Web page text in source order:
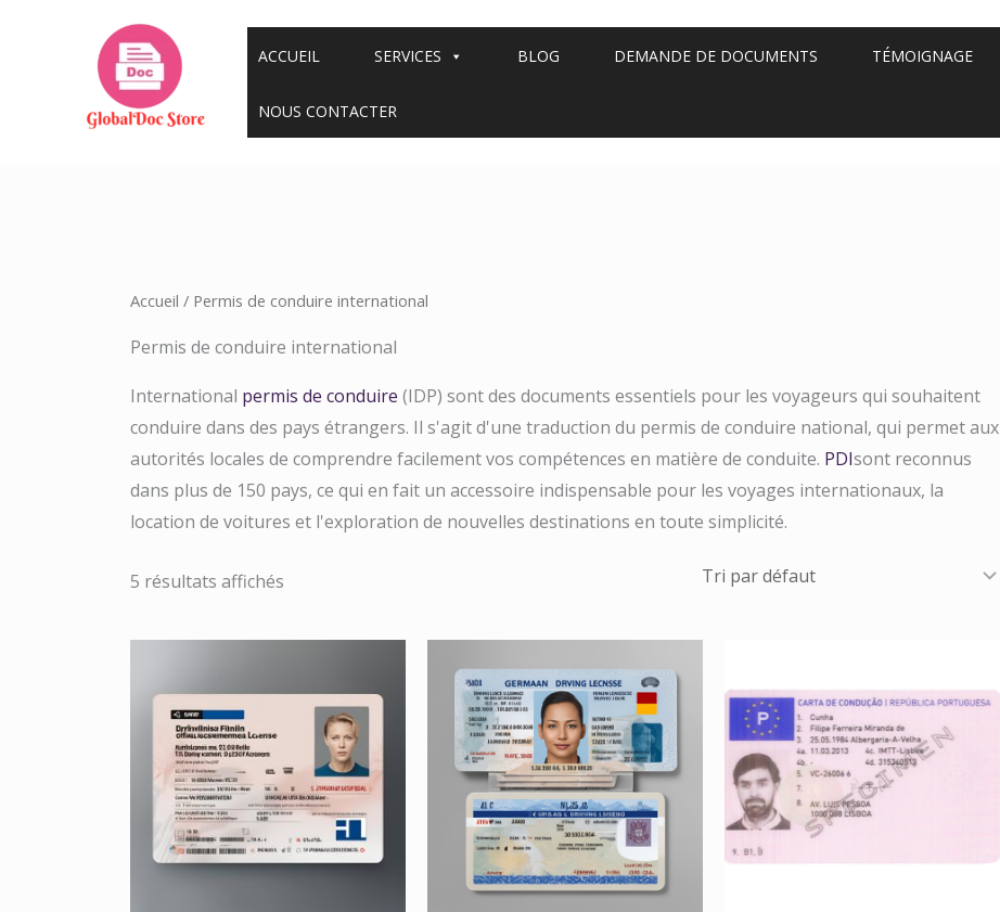
ACCUEIL SERVICES BLOG DEMANDE DE DOCUMENTS TÉMOIGNAGE
NOUS CONTACTER
Accueil / Permis de conduire international
Permis de conduire international
International permis de conduire (IDP) sont des documents essentiels pour les voyageurs qui souhaitent
conduire dans des pays étrangers. Il s'agit d'une traduction du permis de conduire national, qui permet aux
autorités locales de comprendre facilement vos compétences en matière de conduite. PDIsont reconnus
dans plus de 150 pays, ce qui en fait un accessoire indispensable pour les voyages internationaux, la
location de voitures et l'exploration de nouvelles destinations en toute simplicité.
5 résultats affichés